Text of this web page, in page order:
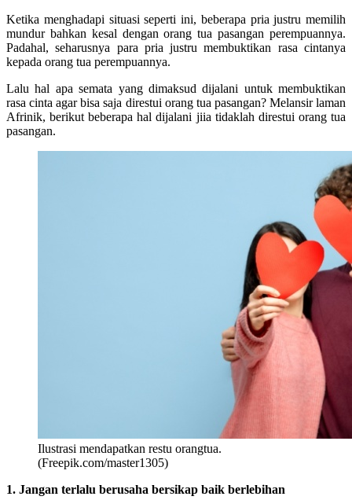
Ketika menghadapi situasi seperti ini, beberapa pria justru memilih
mundur bahkan kesal dengan orang tua pasangan perempuannya.
Padahal, seharusnya para pria justru membuktikan rasa cintanya
kepada orang tua perempuannya.
Lalu hal apa semata yang dimaksud dijalani untuk membuktikan
rasa cinta agar bisa saja direstui orang tua pasangan? Melansir laman
Afrinik, berikut beberapa hal dijalani jiia tidaklah direstui orang tua
pasangan.
Ilustrasi mendapatkan restu orangtua.
(Freepik.com/master1305)
1. Jangan terlalu berusaha bersikap baik berlebihan